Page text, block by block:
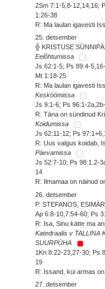
2Sm 7:1-5,8-12,14,16;
1:26-38
R: Ma laulan igavesti
25. detsember
╬ KRISTUSE
Eelõhtumissa
Js 62:1-5; Ps 89:4-
Mt 1:18-25
R: Ma laulan igavesti
Kesköömissa
Js 9:1-6; Ps 96:1-
R: Täna on sündinud
Koidumissa
Js 62:11-12; Ps
R: Uus valgus koidab,
Päevamissa
Js 52:7-10; Ps 98:1.2-
14
R: Ilmamaa on näinud
26. detsember
P. STEFANOS,
Ap 6:8-10,7:54-60; Ps
R: Isa, Sinu kätte ma
Katedraalis v TALLINA
SUURPÜHA
1Kn 8:22-23,27-30; Ps
19
R: Issand, kui armas on
27. detsember